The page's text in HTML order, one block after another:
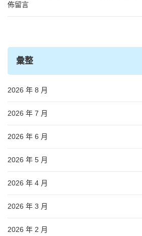
佈留言
彙整
2026 年 8 月
2026 年 7 月
2026 年 6 月
2026 年 5 月
2026 年 4 月
2026 年 3 月
2026 年 2 月